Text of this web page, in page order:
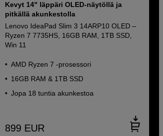
Kevyt 14" läppäri OLED-näytöllä ja
pitkällä akunkestolla
Lenovo IdeaPad Slim 3 14ARP10 OLED –
Ryzen 7 7735HS, 16GB RAM, 1TB SSD,
Win 11
AMD Ryzen 7 -prosessori
16GB RAM & 1TB SSD
Jopa 18 tuntia akunkestoa
899 EUR